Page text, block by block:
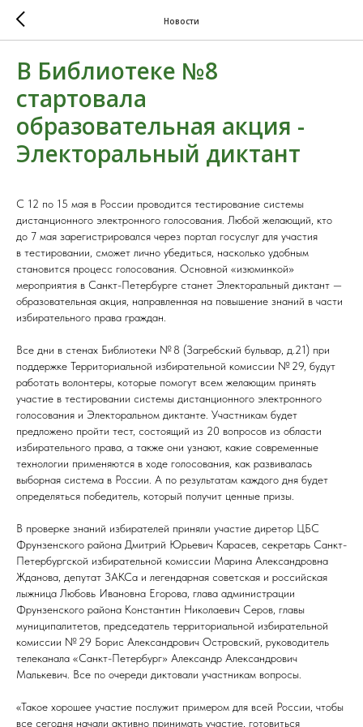
Новости
В Библиотеке №8
стартовала
образовательная акция -
Электоральный диктант
С 12 по 15 мая в России проводится тестирование системы
дистанционного электронного голосования. Любой желающий, кто
до 7 мая зарегистрировался через портал госуслуг для участия
в тестировании, сможет лично убедиться, насколько удобным
становится процесс голосования. Основной «изюминкой»
мероприятия в Санкт-Петербурге станет Электоральный диктант —
образовательная акция, направленная на повышение знаний в части
избирательного права граждан.
Все дни в стенах Библиотеки № 8 (Загребский бульвар, д.21) при
поддержке Территориальной избирательной комиссии № 29, будут
работать волонтеры, которые помогут всем желающим принять
участие в тестировании системы дистанционного электронного
голосования и Электоральном диктанте. Участникам будет
предложено пройти тест, состоящий из 20 вопросов из области
избирательного права, а также они узнают, какие современные
технологии применяются в ходе голосования, как развивалась
выборная система в России. А по результатам каждого дня будет
определяться победитель, который получит ценные призы.
В проверке знаний избирателей приняли участие диретор ЦБС
Фрунзенского района Дмитрий Юрьевич Карасев, секретарь Санкт-
Петербургской избирательной комиссии Марина Александровна
Жданова, депутат ЗАКСа и легендарная советская и российская
лыжница Любовь Ивановна Егорова, глава администрации
Фрунзенского района Константин Николаевич Серов, главы
муниципалитетов, председатель территориальной избирательной
комиссии № 29 Борис Александрович Островский, руководитель
телеканала «Санкт-Петербург» Александр Александрович
Малькевич. Все по очереди диктовали участникам вопросы.
«Такое хорошее участие послужит примером для всей России, чтобы
все сегодня начали активно принимать участие, готовиться